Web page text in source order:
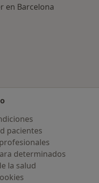
en Barcelona
pacientes
determinados
la salud